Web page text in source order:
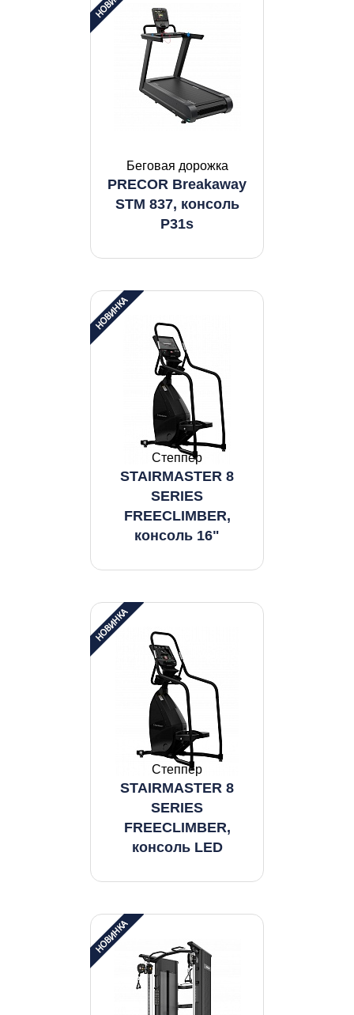
Беговая дорожка
PRECOR Breakaway
STM 837, консоль
P31s
Степпер
STAIRMASTER 8
SERIES
FREECLIMBER,
консоль 16"
Степпер
STAIRMASTER 8
SERIES
FREECLIMBER,
консоль LED